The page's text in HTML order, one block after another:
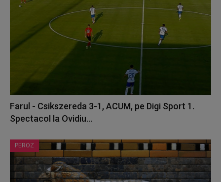
Farul - Csikszereda 3-1, ACUM, pe Digi Sport 1.
Spectacol la Ovidiu...
PEROZ